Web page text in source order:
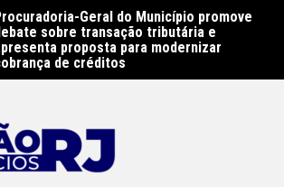
Geral do Município promove
sobre transação tributária e
proposta para modernizar
de créditos